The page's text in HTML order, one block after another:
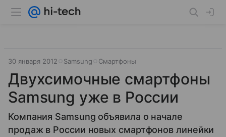
30 января 2012 Samsung Смартфоны
Двухсимочные смартфоны
Samsung уже в России
Компания Samsung объявила о начале
продаж в России новых смартфонов линейки